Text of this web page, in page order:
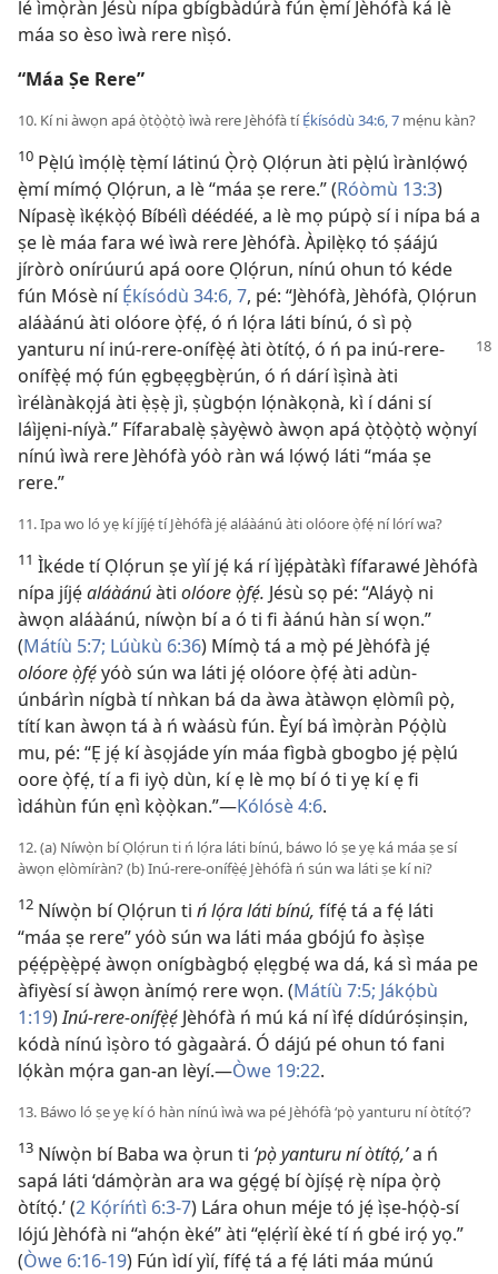
lé ìmọ̀ràn Jésù nípa gbígbàdúrà fún ẹ̀mí Jèhófà ká lè
máa so èso ìwà rere nìṣó.
“Máa Ṣe Rere”
10. Kí ni àwọn apá ọ̀tọ̀ọ̀tọ̀ ìwà rere Jèhófà tíẸ́kísódù 34:6, 7 mẹ́nu kàn?
10 Pẹ̀lú ìmọ́lẹ̀ tẹ̀mí látinú Ọ̀rọ̀ Ọlọ́run àti pẹ̀lú ìrànlọ́wọ́
ẹ̀mí mímọ́ Ọlọ́run, a lè “máa ṣe rere.” (Róòmù 13:3)
Nípasẹ̀ ìkẹ́kọ̀ọ́ Bíbélì déédéé, a lè mọ púpọ̀ sí i nípa bá a
ṣe lè máa fara wé ìwà rere Jèhófà. Àpilẹ̀kọ tó ṣáájú
jíròrò onírúurú apá oore Ọlọ́run, nínú ohun tó kéde
fún Mósè níẸ́kísódù 34:6, 7, pé: “Jèhófà, Jèhófà, Ọlọ́run
aláàánú àti olóore ọ̀fẹ́, ó ń lọ́ra láti bínú, ó sì pọ̀
yanturu ní inú-rere-onífẹ̀ẹ́ àti òtítọ́, ó ń pa inú-rere-
onífẹ̀ẹ́ mọ́ fún ẹgbẹẹgbẹ̀rún, ó ń dárí ìṣìnà àti
ìrélànàkọjá àti ẹ̀ṣẹ̀ jì, ṣùgbọ́n lọ́nàkọnà, kì í dáni sí
láìjẹni-níyà.” Fífarabalẹ̀ ṣàyẹ̀wò àwọn apá ọ̀tọ̀ọ̀tọ̀ wọ̀nyí
nínú ìwà rere Jèhófà yóò ràn wá lọ́wọ́ láti “máa ṣe
rere.”
11. Ipa wo ló yẹ kí jíjẹ́ tí Jèhófà jẹ́ aláàánú àti olóore ọ̀fẹ́ ní lórí wa?
11 Ìkéde tí Ọlọ́run ṣe yìí jẹ́ ká rí ìjẹ́pàtàkì fífarawé Jèhófà
nípa jíjẹ́aláàánúàti olóore ọ̀fẹ́. Jésù sọ pé: “Aláyọ̀ ni
àwọn aláàánú, níwọ̀n bí a ó ti fi àánú hàn sí wọn.”
(Mátíù 5:7; Lúùkù 6:36) Mímọ̀ tá a mọ̀ pé Jèhófà jẹ́
olóore ọ̀fẹ́yóò sún wa láti jẹ́ olóore ọ̀fẹ́ àti adùn-
únbárìn nígbà tí nǹkan bá da àwa àtàwọn ẹlòmíì pọ̀,
títí kan àwọn tá à ń wàásù fún. Èyí bá ìmọ̀ràn Pọ́ọ̀lù
mu, pé: “Ẹ jẹ́ kí àsọjáde yín máa fìgbà gbogbo jẹ́ pẹ̀lú
oore ọ̀fẹ́, tí a fi iyọ̀ dùn, kí ẹ lè mọ bí ó ti yẹ kí ẹ fi
ìdáhùn fún ẹnì kọ̀ọ̀kan.”—Kólósè 4:6.
12. (a) Níwọ̀n bí Ọlọ́run ti ń lọ́ra láti bínú, báwo ló ṣe yẹ ká máa ṣe sí
àwọn ẹlòmíràn? (b) Inú-rere-onífẹ̀ẹ́ Jèhófà ń sún wa láti ṣe kí ni?
12 Níwọ̀n bí Ọlọ́run ti ń lọ́ra láti bínú, fífẹ́ tá a fẹ́ láti
“máa ṣe rere” yóò sún wa láti máa gbójú fo àṣìṣe
pẹ́ẹ́pẹ̀ẹ̀pẹ́ àwọn onígbàgbọ́ ẹlẹgbẹ́ wa dá, ká sì máa pe
àfiyèsí sí àwọn ànímọ́ rere wọn. (Mátíù 7:5; Jákọ́bù
1:19)Inú-rere-onífẹ̀ẹ́ Jèhófà ń mú ká ní ìfẹ́ dídúróṣinṣin,
kódà nínú ìṣòro tó gàgaàrá. Ó dájú pé ohun tó fani
lọ́kàn mọ́ra gan-an lèyí.—Òwe 19:22.
13. Báwo ló ṣe yẹ kí ó hàn nínú ìwà wa pé Jèhófà ‘pọ̀ yanturu ní òtítọ́’?
13 Níwọ̀n bí Baba wa ọ̀run ti ‘pọ̀ yanturu ní òtítọ́,’a ń
sapá láti ‘dámọ̀ràn ara wa gẹ́gẹ́ bí òjíṣẹ́ rẹ̀ nípa ọ̀rọ̀
òtítọ́.’ (2 Kọ́ríńtì 6:3-7) Lára ohun méje tó jẹ́ ìṣe-họ́ọ̀-sí
lójú Jèhófà ni “ahọ́n èké” àti “ẹlẹ́rìí èké tí ń gbé irọ́ yọ.”
(Òwe 6:16-19) Fún ìdí yìí, fífẹ́ tá a fẹ́ láti máa múnú